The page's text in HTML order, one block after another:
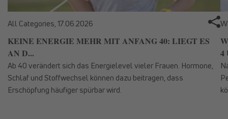
All Categories, 17.06.2026
KEINE ENERGIE MEHR MIT ANFANG 40: LIEGT ES
AN D...
Ab 40 verändert sich das Energielevel vieler Frauen. Hormone,
Schlaf und Stoffwechsel können dazu beitragen, dass
Erschöpfung häufiger spürbar wird.
4